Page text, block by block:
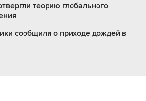
теорию глобального
сообщили о приходе дождей в